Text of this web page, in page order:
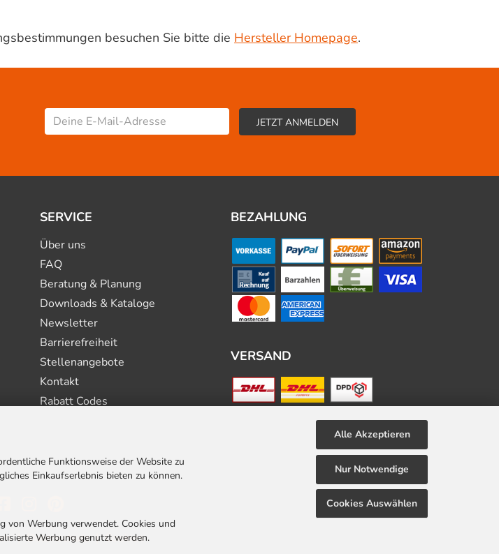
Funktionsweise der Website zu
Einkaufserlebnis bieten zu können.
von Werbung verwendet. Cookies und
Werbung genutzt werden.
Alle Akzeptieren
Nur Notwendige
Cookies Auswählen
besuchen Sie bitte die Hersteller Homepage.
SERVICE
Über uns
FAQ
Beratung & Planung
Downloads & Kataloge
Newsletter
Barrierefreiheit
Stellenangebote
Kontakt
Rabatt Codes
BEZAHLUNG
VERSAND
| Datenschutz | Cookies